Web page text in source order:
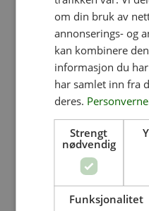
(+47)
Greåkerveien
om din bruk av
annonserings- og
kan kombinere
informasjon du
har samlet inn fra
deres.
Strengt
nødvendig
Funksjonalitet